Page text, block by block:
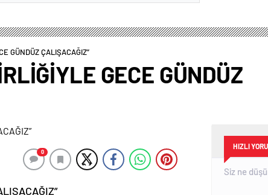
GÜNDÜZ ÇALIŞACAĞIZ”
GECE GÜNDÜZ
0
HIZLI